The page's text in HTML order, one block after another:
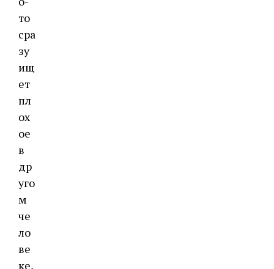
то
сра
зу
ищ
ет
пл
ох
ое
в
др
уго
м
че
ло
ве
ке,